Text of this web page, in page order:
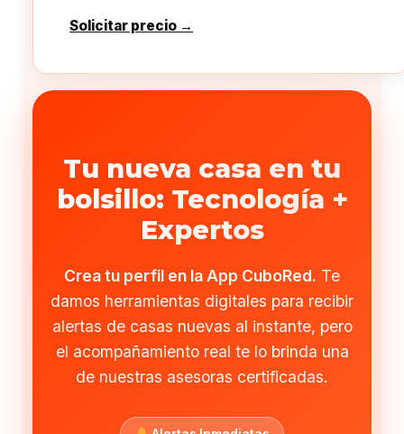
Solicitar precio →
Tu nueva casa en tu
bolsillo: Tecnología +
Expertos
Crea tu perfil en la App CuboRed. Te
damos herramientas digitales para recibir
alertas de casas nuevas al instante, pero
el acompañamiento real te lo brinda una
de nuestras asesoras certificadas.